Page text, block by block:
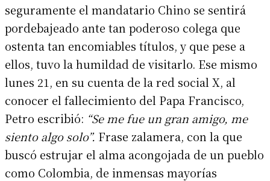
seguramente el mandatario Chino se sentirá
pordebajeado ante tan poderoso colega que
ostenta tan encomiables títulos, y que pese a
ellos, tuvo la humildad de visitarlo. Ese mismo
lunes 21, en su cuenta de la red social X, al
conocer el fallecimiento del Papa Francisco,
Petro escribió: “Se me fue un gran amigo, me
siento algo solo”. Frase zalamera, con la que
buscó estrujar el alma acongojada de un pueblo
como Colombia, de inmensas mayorías